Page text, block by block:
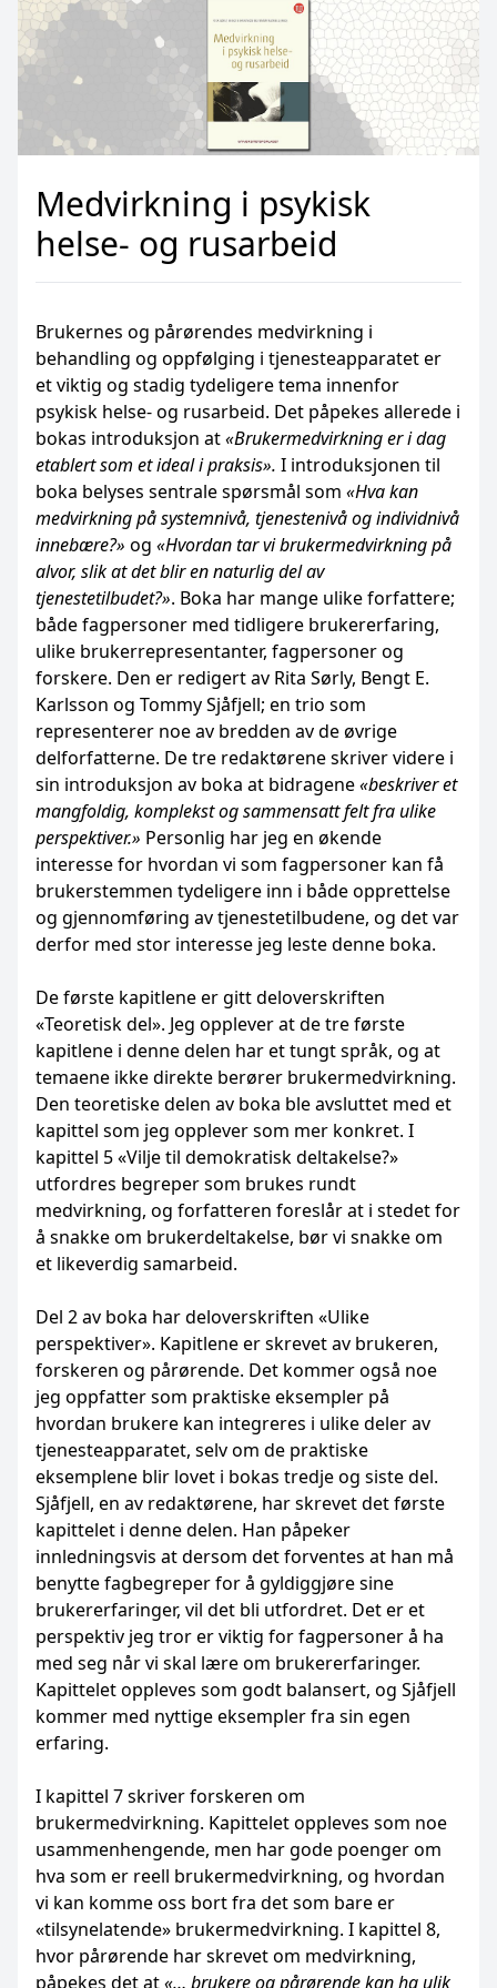
Medvirkning i psykisk
helse- og rusarbeid
Brukernes og pårørendes medvirkning i
behandling og oppfølging i tjenesteapparatet er
et viktig og stadig tydeligere tema innenfor
psykisk helse- og rusarbeid. Det påpekes allerede i
bokas introduksjon at«Brukermedvirkning er i dag
etablert som et ideal i praksis». I introduksjonen til
boka belyses sentrale spørsmål som «Hva kan
medvirkning på systemnivå, tjenestenivå og individnivå
innebære?» og «Hvordan tar vi brukermedvirkning på
alvor, slik at det blir en naturlig del av
tjenestetilbudet?». Boka har mange ulike forfattere;
både fagpersoner med tidligere brukererfaring,
ulike brukerrepresentanter, fagpersoner og
forskere. Den er redigert av Rita Sørly, Bengt E.
Karlsson og Tommy Sjåfjell; en trio som
representerer noe av bredden av de øvrige
delforfatterne. De tre redaktørene skriver videre i
sin introduksjon av boka at bidragene«beskriver et
mangfoldig, komplekst og sammensatt felt fra ulike
perspektiver.» Personlig har jeg en økende
interesse for hvordan vi som fagpersoner kan få
brukerstemmen tydeligere inn i både opprettelse
og gjennomføring av tjenestetilbudene, og det var
derfor med stor interesse jeg leste denne boka.
De første kapitlene er gitt deloverskriften
«Teoretisk del». Jeg opplever at de tre første
kapitlene i denne delen har et tungt språk, og at
temaene ikke direkte berører brukermedvirkning.
Den teoretiske delen av boka ble avsluttet med et
kapittel som jeg opplever som mer konkret. I
kapittel 5 «Vilje til demokratisk deltakelse?»
utfordres begreper som brukes rundt
medvirkning, og forfatteren foreslår at i stedet for
å snakke om brukerdeltakelse, bør vi snakke om
et likeverdig samarbeid.
Del 2 av boka har deloverskriften «Ulike
perspektiver». Kapitlene er skrevet av brukeren,
forskeren og pårørende. Det kommer også noe
jeg oppfatter som praktiske eksempler på
hvordan brukere kan integreres i ulike deler av
tjenesteapparatet, selv om de praktiske
eksemplene blir lovet i bokas tredje og siste del.
Sjåfjell, en av redaktørene, har skrevet det første
kapittelet i denne delen. Han påpeker
innledningsvis at dersom det forventes at han må
benytte fagbegreper for å gyldiggjøre sine
brukererfaringer, vil det bli utfordret. Det er et
perspektiv jeg tror er viktig for fagpersoner å ha
med seg når vi skal lære om brukererfaringer.
Kapittelet oppleves som godt balansert, og Sjåfjell
kommer med nyttige eksempler fra sin egen
erfaring.
I kapittel 7 skriver forskeren om
brukermedvirkning. Kapittelet oppleves som noe
usammenhengende, men har gode poenger om
hva som er reell brukermedvirkning, og hvordan
vi kan komme oss bort fra det som bare er
«tilsynelatende» brukermedvirkning. I kapittel 8,
hvor pårørende har skrevet om medvirkning,
påpekes det at«… brukere og pårørende kan ha ulik